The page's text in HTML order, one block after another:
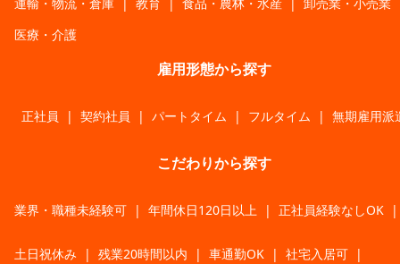
医療・介護
雇用形態から探す
正社員 | 契約社員 | パートタイム | フルタイム | 無期雇用派
こだわりから探す
業界・職種未経験可 | 年間休日120日以上 | 正社員経験なしOK |
土日祝休み | 残業20時間以内 | 車通勤OK | 社宅入居可 |